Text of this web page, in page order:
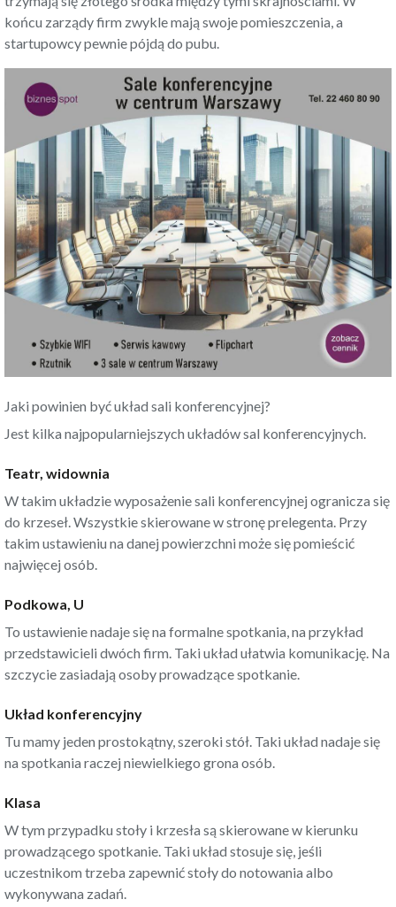
końcu zarządy firm zwykle mają swoje pomieszczenia, a
startupowcy pewnie pójdą do pubu.
Jaki powinien być układ sali konferencyjnej?
Jest kilka najpopularniejszych układów sal konferencyjnych.
Teatr, widownia
W takim układzie wyposażenie sali konferencyjnej ogranicza się
do krzeseł. Wszystkie skierowane w stronę prelegenta. Przy
takim ustawieniu na danej powierzchni może się pomieścić
najwięcej osób.
Podkowa, U
To ustawienie nadaje się na formalne spotkania, na przykład
przedstawicieli dwóch firm. Taki układ ułatwia komunikację. Na
szczycie zasiadają osoby prowadzące spotkanie.
Układ konferencyjny
Tu mamy jeden prostokątny, szeroki stół. Taki układ nadaje się
na spotkania raczej niewielkiego grona osób.
Klasa
W tym przypadku stoły i krzesła są skierowane w kierunku
prowadzącego spotkanie. Taki układ stosuje się, jeśli
uczestnikom trzeba zapewnić stoły do notowania albo
wykonywana zadań.